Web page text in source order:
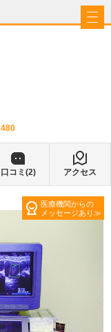
480
口コミ(2) アクセス
医療機関からの
メッセージあり